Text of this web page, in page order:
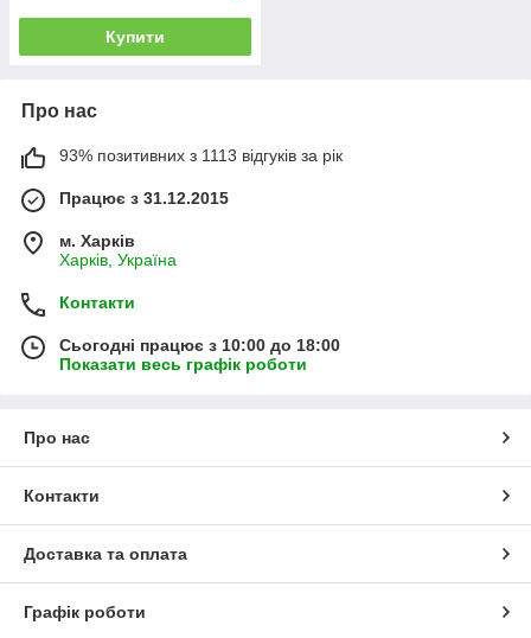
Купити
Про нас
93% позитивних з 1113 відгуків за рік
Працює з 31.12.2015
м. Харків
Харків, Україна
Контакти
Сьогодні працює з 10:00 до 18:00
Показати весь графік роботи
Про нас
Контакти
Доставка та оплата
Графік роботи